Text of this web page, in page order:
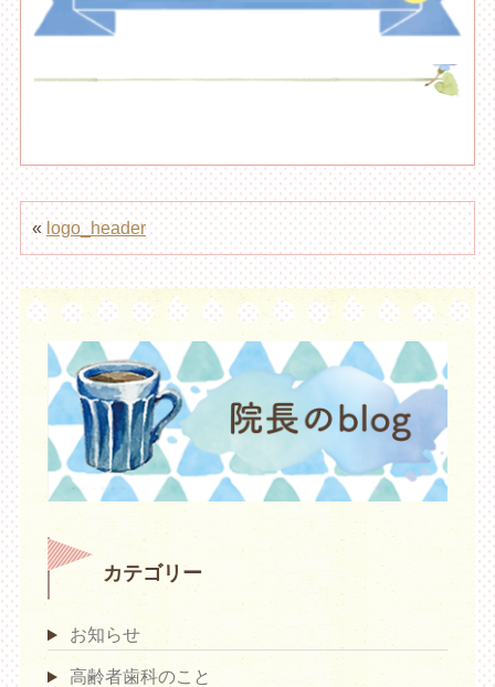
« logo_header
カテゴリー
お知らせ
高齢者歯科のこと